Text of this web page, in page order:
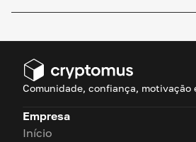
Comunidade, confiança, motivação
Empresa
Início